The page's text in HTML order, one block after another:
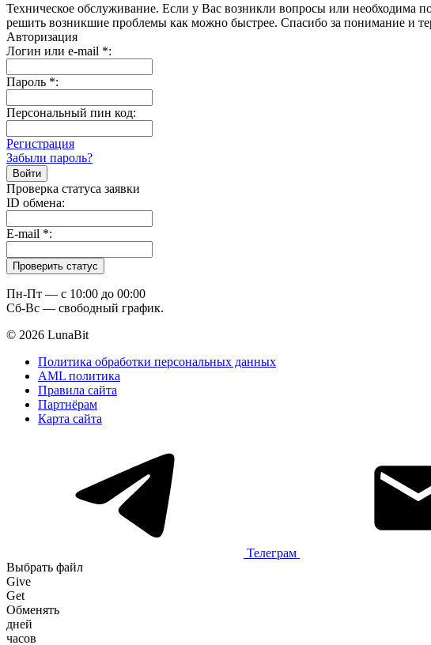
Техническое обслуживание. Если у Вас возникли вопросы или необходима
решить возникшие проблемы как можно быстрее. Спасибо за понимание и
Авторизация
Логин или e-mail *:
Пароль *:
Персональный пин код:
Регистрация
Забыли пароль?
Проверка статуса заявки
ID обмена:
E-mail *:
Пн-Пт — c 10:00 до 00:00
Сб-Вс — свободный график.
© 2026 LunaBit
Политика обработки персональных данных
AML политика
Правила сайта
Партнёрам
Карта сайта
Телеграм
Выбрать файл
Give
Get
Обменять
дней
часов